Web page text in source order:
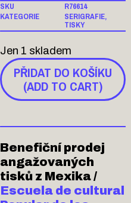
SKU
R76614
KATEGORIE
SERIGRAFIE,
TISKY
Jen 1 skladem
PŘIDAT DO KOŠÍKU
(ADD TO CART)
Benefiční prodej
angažovaných
tisků z Mexika /
Escuela de cultural